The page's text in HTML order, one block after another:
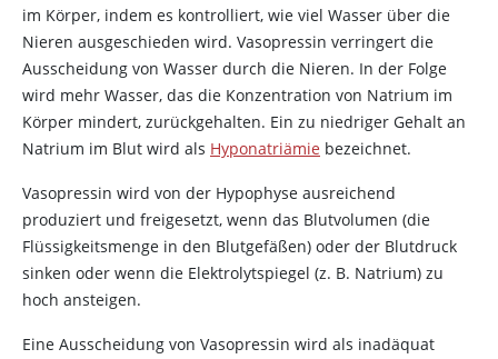
im Körper, indem es kontrolliert, wie viel Wasser über die
Nieren ausgeschieden wird. Vasopressin verringert die
Ausscheidung von Wasser durch die Nieren. In der Folge
wird mehr Wasser, das die Konzentration von Natrium im
Körper mindert, zurückgehalten. Ein zu niedriger Gehalt an
Natrium im Blut wird als Hyponatriämie bezeichnet.
Vasopressin wird von der Hypophyse ausreichend
produziert und freigesetzt, wenn das Blutvolumen (die
Flüssigkeitsmenge in den Blutgefäßen) oder der Blutdruck
sinken oder wenn die Elektrolytspiegel (z. B. Natrium) zu
hoch ansteigen.
Eine Ausscheidung von Vasopressin wird als inadäquat